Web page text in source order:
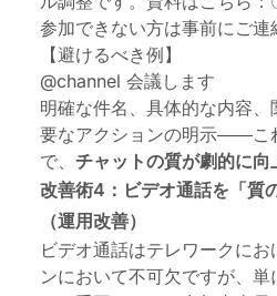
参加できない方は事前にご連
【避けるべき例】
@channel 会議します
明確な件名、具体的な内容
要なアクションの明示――こ
で、 チャットの質が劇的に向
改善術4：ビデオ通話を「質
（運用改善）
ビデオ通話はテレワークに
ンにおいて不可欠ですが、